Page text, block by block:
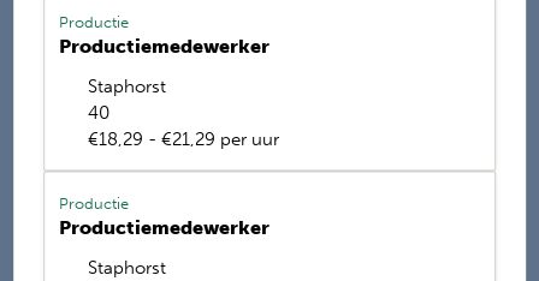
Productie
Productiemedewerker
Staphorst
40
€18,29 - €21,29 per uur
Productie
Productiemedewerker
Staphorst
E-mail mij de nieuwste vacatures
Name